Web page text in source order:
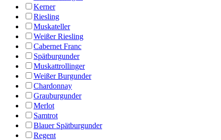
Kerner
Riesling
Muskateller
Weißer Riesling
Cabernet Franc
Spätburgunder
Muskattrollinger
Weißer Burgunder
Chardonnay
Grauburgunder
Merlot
Samtrot
Blauer Spätburgunder
Regent